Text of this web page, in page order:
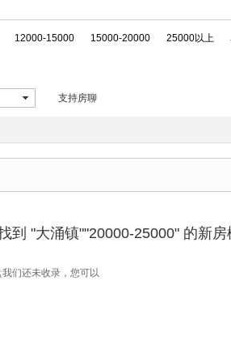
12000-15000 15000-20000 25000以上
支持房聊
到 "大涌镇""20000-25000" 的新房
们还未收录，您可以